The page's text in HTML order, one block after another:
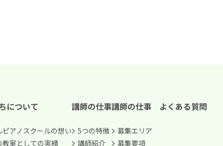
について
ピアノスクールの想い
教室としての実績
講師の仕事
5つの特徴
講師紹介
講師の仕事
募集エリア
募集要項
よくある質問